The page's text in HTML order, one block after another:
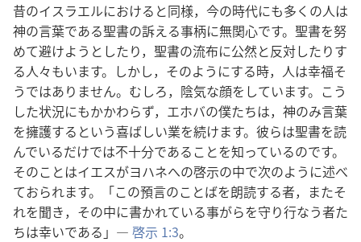
昔のイスラエルにおけると同様，今の時代にも多くの人は
神の言葉である聖書の訴える事柄に無関心です。聖書を努
めて避けようとしたり，聖書の流布に公然と反対したりす
る人々もいます。しかし，そのようにする時，人は幸福そ
うではありません。むしろ，陰気な顔をしています。こう
した状況にもかかわらず，エホバの僕たちは，神のみ言葉
を擁護するという喜ばしい業を続けます。彼らは聖書を読
んでいるだけでは不十分であることを知っているのです。
そのことはイエスがヨハネへの啓示の中で次のように述べ
ておられます。「この預言のことばを朗読する者，またそ
れを聞き，その中に書かれている事がらを守り行なう者た
ちは幸いである」― 啓示 1:3。